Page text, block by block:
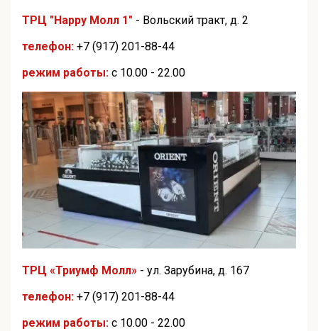
ТРЦ "Happy Молл 1" - Вольский тракт, д. 2
телефон: +7 (917) 201-88-44
режим работы: с 10.00 - 22.00
ТРЦ «Триумф Молл» - ул. Зарубина, д. 167
телефон: +7 (917) 201-88-44
режим работы: с 10.00 - 22.00